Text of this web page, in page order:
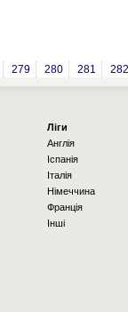
279 280 281 282
Ліги
Англія
Іспанія
Італія
Німеччина
Франція
Інші